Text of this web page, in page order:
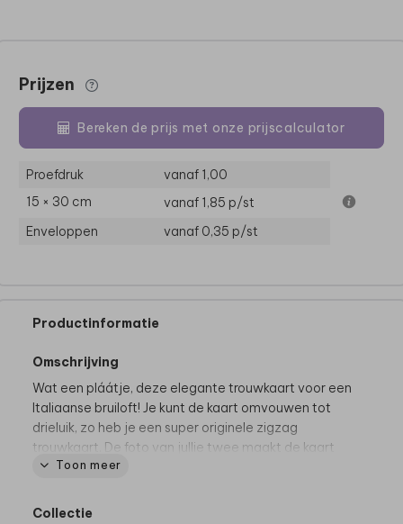
Prijzen
Bereken de prijs met onze prijscalculator
Proefdruk
vanaf 1,00
15 × 30 cm
vanaf 1,85 p/st
Enveloppen
vanaf 0,35 p/st
Productinformatie
Omschrijving
Wat een pláátje, deze elegante trouwkaart voor een
Italiaanse bruiloft! Je kunt de kaart omvouwen tot
drieluik, zo heb je een super originele zigzag
trouwkaart. De foto van jullie twee maakt de kaart
extra persoonlijk.
Deze kaart maakt deel uit van
Toon meer
Collectie